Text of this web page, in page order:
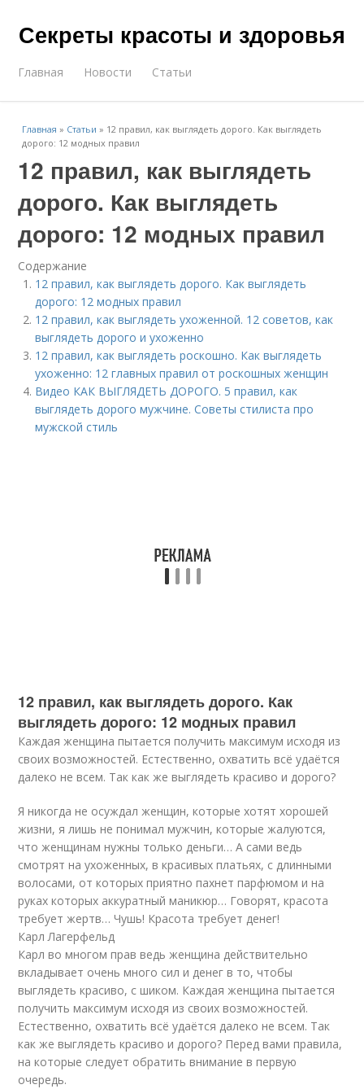
Секреты красоты и здоровья
Главная Новости Статьи
Главная » Статьи » 12 правил, как выглядеть дорого. Как выглядеть
дорого: 12 модных правил
12 правил, как выглядеть
дорого. Как выглядеть
дорого: 12 модных правил
Содержание
12 правил, как выглядеть дорого. Как выглядеть
дорого: 12 модных правил
12 правил, как выглядеть ухоженной. 12 советов, как
выглядеть дорого и ухоженно
12 правил, как выглядеть роскошно. Как выглядеть
ухоженно: 12 главных правил от роскошных женщин
Видео КАК ВЫГЛЯДЕТЬ ДОРОГО. 5 правил, как
выглядеть дорого мужчине. Советы стилиста про
мужской стиль
12 правил, как выглядеть дорого. Как
выглядеть дорого: 12 модных правил
Каждая женщина пытается получить максимум исходя из
своих возможностей. Естественно, охватить всё удаётся
далеко не всем. Так как же выглядеть красиво и дорого?
Я никогда не осуждал женщин, которые хотят хорошей
жизни, я лишь не понимал мужчин, которые жалуются,
что женщинам нужны только деньги… А сами ведь
смотрят на ухоженных, в красивых платьях, с длинными
волосами, от которых приятно пахнет парфюмом и на
руках которых аккуратный маникюр… Говорят, красота
требует жертв… Чушь! Красота требует денег!
Карл Лагерфельд
Карл во многом прав ведь женщина действительно
вкладывает очень много сил и денег в то, чтобы
выглядеть красиво, с шиком. Каждая женщина пытается
получить максимум исходя из своих возможностей.
Естественно, охватить всё удаётся далеко не всем. Так
как же выглядеть красиво и дорого? Перед вами правила,
на которые следует обратить внимание в первую
очередь.